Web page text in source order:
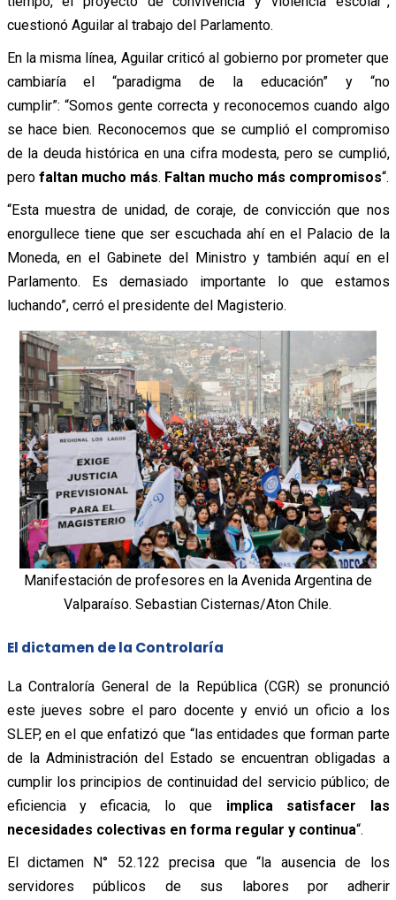
cuestionó Aguilar al trabajo del Parlamento.
En la misma línea, Aguilar criticó al gobierno por prometer que
cambiaría el “paradigma de la educación” y “no
cumplir”: “Somos gente correcta y reconocemos cuando algo
se hace bien. Reconocemos que se cumplió el compromiso
de la deuda histórica en una cifra modesta, pero se cumplió,
pero faltan mucho más. Faltan mucho más compromisos“.
“Esta muestra de unidad, de coraje, de convicción que nos
enorgullece tiene que ser escuchada ahí en el Palacio de la
Moneda, en el Gabinete del Ministro y también aquí en el
Parlamento. Es demasiado importante lo que estamos
luchando”, cerró el presidente del Magisterio.
Manifestación de profesores en la Avenida Argentina de
Valparaíso. Sebastian Cisternas/Aton Chile.
El dictamen de la Controlaría
LaContraloría General de la República (CGR) se pronunció
este jueves sobre el paro docente y envió un oficio a los
SLEP, en el que enfatizó que “las entidades que forman parte
de la Administración del Estado se encuentran obligadas a
cumplir los principios de continuidad del servicio público; de
eficiencia y eficacia, lo que implica satisfacer las
necesidades colectivas en forma regular y continua“.
El dictamen N° 52.122 precisa que “la ausencia de los
servidores públicos de sus labores por adherir